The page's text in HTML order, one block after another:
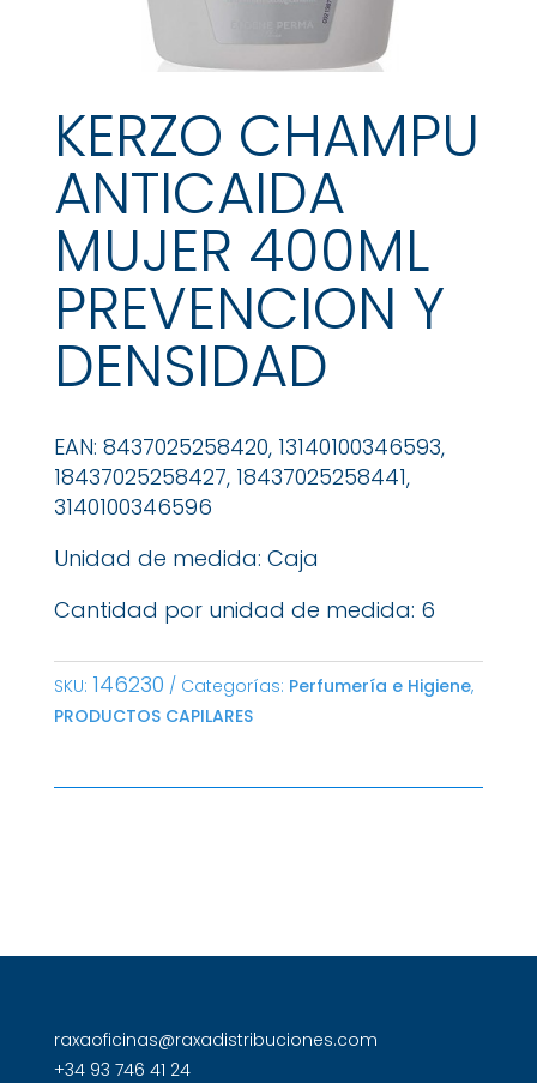
KERZO CHAMPU
ANTICAIDA
MUJER 400ML
PREVENCION Y
DENSIDAD
EAN: 8437025258420, 13140100346593,
18437025258427, 18437025258441,
3140100346596
Unidad de medida: Caja
Cantidad por unidad de medida: 6
SKU: 146230 Categorías: Perfumería e Higiene,
PRODUCTOS CAPILARES
raxaoficinas@raxadistribuciones.com
+34 93 746 41 24